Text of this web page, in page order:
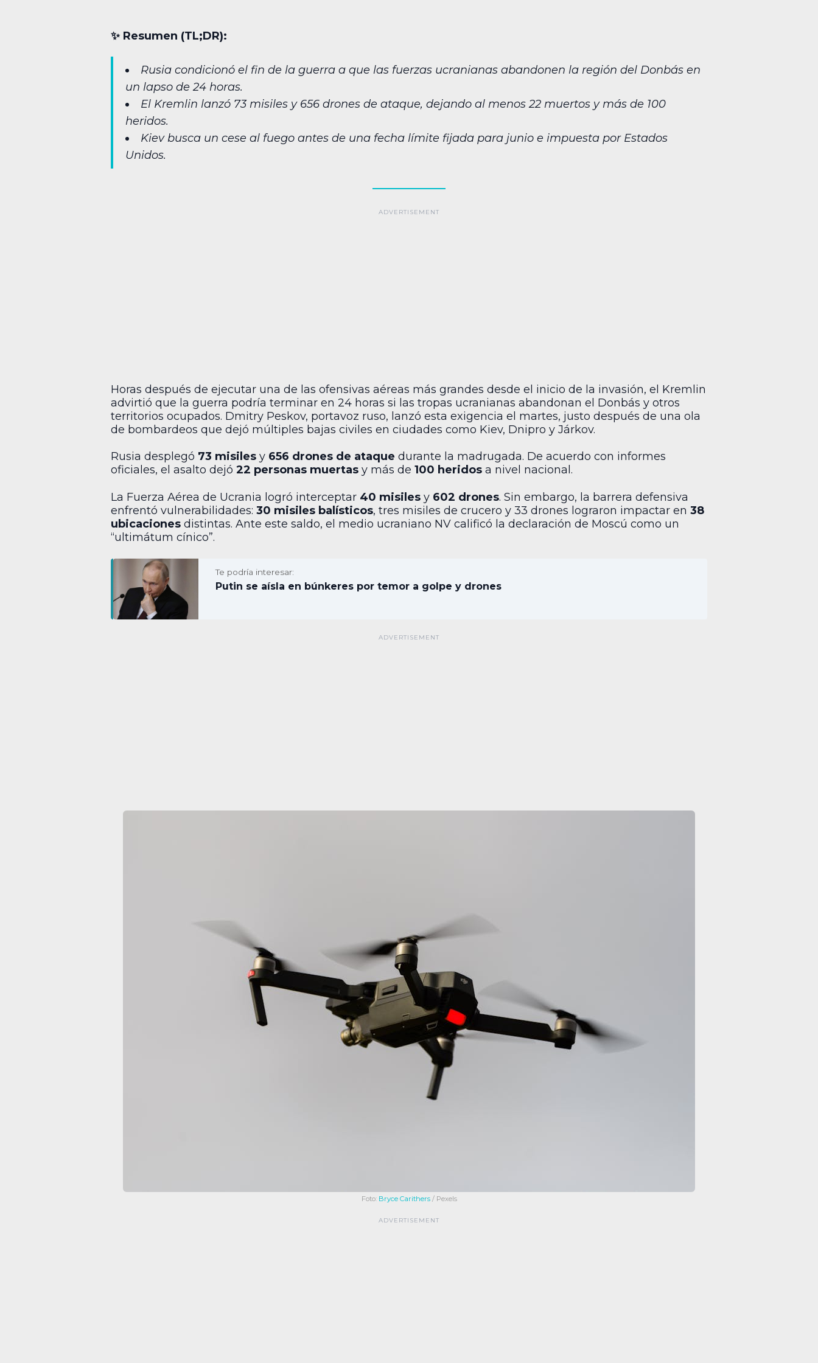
✨︎ Resumen (TL;DR):
Rusia condicionó el fin de la guerra a que las fuerzas ucranianas abandonen la región del Donbás en
un lapso de 24 horas.
El Kremlin lanzó 73 misiles y 656 drones de ataque, dejando al menos 22 muertos y más de 100
heridos.
Kiev busca un cese al fuego antes de una fecha límite fijada para junio e impuesta por Estados
Unidos.
Horas después de ejecutar una de las ofensivas aéreas más grandes desde el inicio de la invasión, el Kremlin
advirtió que la guerra podría terminar en 24 horas si las tropas ucranianas abandonan el Donbás y otros
territorios ocupados. Dmitry Peskov, portavoz ruso, lanzó esta exigencia el martes, justo después de una ola
de bombardeos que dejó múltiples bajas civiles en ciudades como Kiev, Dnipro y Járkov.
Rusia desplegó 73 misiles y 656 drones de ataque durante la madrugada. De acuerdo con informes
oficiales, el asalto dejó 22 personas muertas y más de 100 heridos a nivel nacional.
La Fuerza Aérea de Ucrania logró interceptar 40 misiles y 602 drones. Sin embargo, la barrera defensiva
enfrentó vulnerabilidades: 30 misiles balísticos, tres misiles de crucero y 33 drones lograron impactar en 38
ubicaciones distintas. Ante este saldo, el medio ucraniano NV calificó la declaración de Moscú como un
“ultimátum cínico”.
Te podría interesar:
Putin se aísla en búnkeres por temor a golpe y drones
Foto: Bryce Carithers/ Pexels